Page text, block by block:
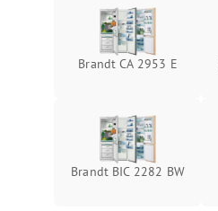
Brandt CA 2953 E
Brandt BIC 2282 BW